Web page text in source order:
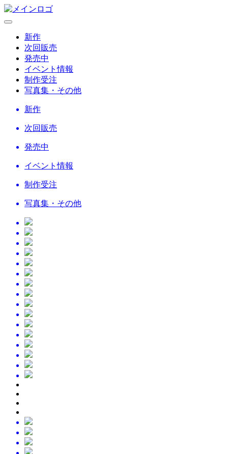
新作
次回販売
発売中
イベント情報
制作受注
写真集・その他
新作
次回販売
発売中
イベント情報
制作受注
写真集・その他